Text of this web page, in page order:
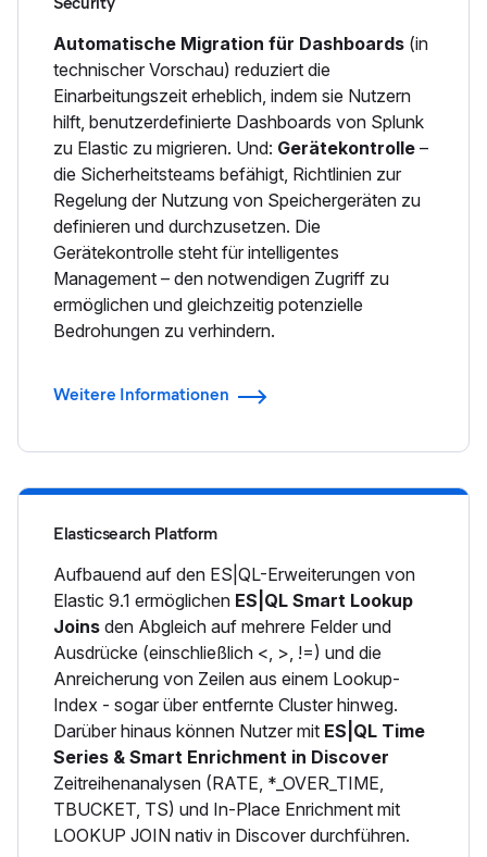
Automatische Migration für Dashboards (in
technischer Vorschau) reduziert die
Einarbeitungszeit erheblich, indem sie Nutzern
hilft, benutzerdefinierte Dashboards von Splunk
zu Elastic zu migrieren. Und: Gerätekontrolle –
die Sicherheitsteams befähigt, Richtlinien zur
Regelung der Nutzung von Speichergeräten zu
definieren und durchzusetzen. Die
Gerätekontrolle steht für intelligentes
Management – den notwendigen Zugriff zu
ermöglichen und gleichzeitig potenzielle
Bedrohungen zu verhindern.
Weitere Informationen
Elasticsearch Platform
Aufbauend auf den ES|QL-Erweiterungen von
Elastic 9.1 ermöglichen ES|QL Smart Lookup
Joins den Abgleich auf mehrere Felder und
Ausdrücke (einschließlich <, >, !=) und die
Anreicherung von Zeilen aus einem Lookup-
Index - sogar über entfernte Cluster hinweg.
Darüber hinaus können Nutzer mit ES|QL Time
Series & Smart Enrichment in Discover
Zeitreihenanalysen (RATE, *_OVER_TIME,
TBUCKET, TS) und In-Place Enrichment mit
LOOKUP JOIN nativ in Discover durchführen.